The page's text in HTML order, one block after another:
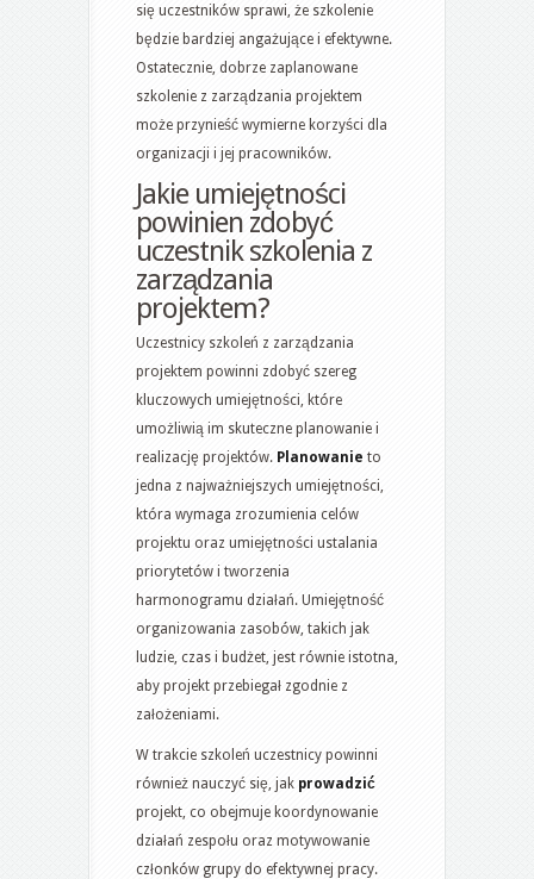
się uczestników sprawi, że szkolenie
będzie bardziej angażujące i efektywne.
Ostatecznie, dobrze zaplanowane
szkolenie z zarządzania projektem
może przynieść wymierne korzyści dla
organizacji i jej pracowników.
Jakie umiejętności
powinien zdobyć
uczestnik szkolenia z
zarządzania
projektem?
Uczestnicy szkoleń z zarządzania
projektem powinni zdobyć szereg
kluczowych umiejętności, które
umożliwią im skuteczne planowanie i
realizację projektów. Planowanie to
jedna z najważniejszych umiejętności,
która wymaga zrozumienia celów
projektu oraz umiejętności ustalania
priorytetów i tworzenia
harmonogramu działań. Umiejętność
organizowania zasobów, takich jak
ludzie, czas i budżet, jest równie istotna,
aby projekt przebiegał zgodnie z
założeniami.
W trakcie szkoleń uczestnicy powinni
również nauczyć się, jak prowadzić
projekt, co obejmuje koordynowanie
działań zespołu oraz motywowanie
członków grupy do efektywnej pracy.